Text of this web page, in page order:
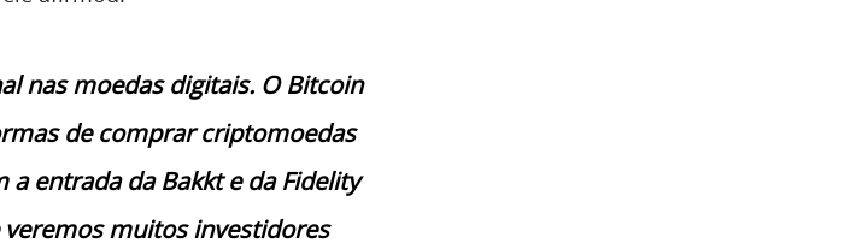
nas moedas digitais. O Bitcoin
de comprar criptomoedas
entrada da Bakkt e da Fidelity
muitos investidores